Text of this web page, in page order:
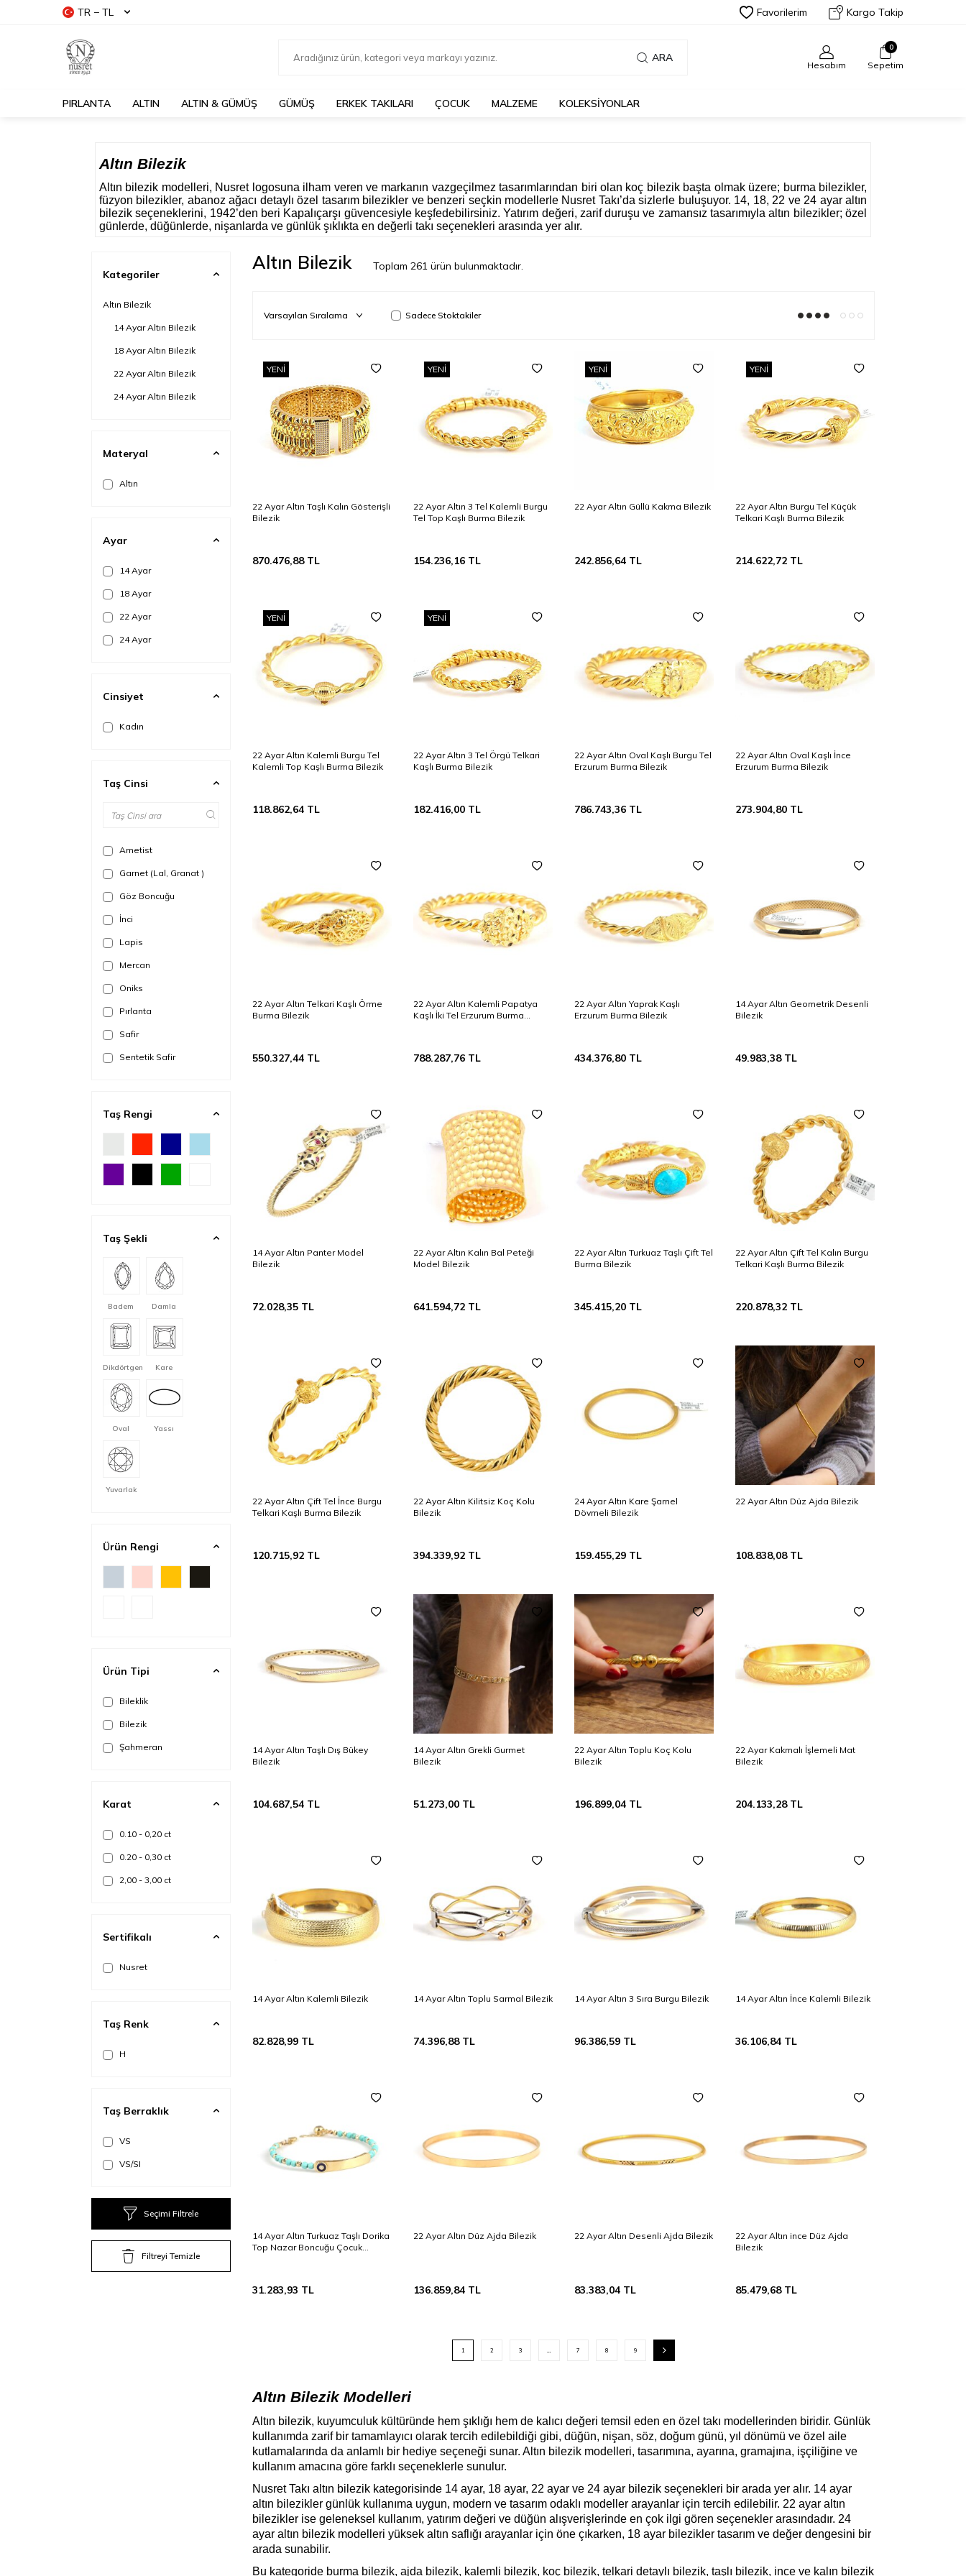
TR − TL Favorilerim Kargo Takip
ARA
Hesabım
0
Sepetim
PIRLANTA ALTIN ALTIN & GÜMÜŞ GÜMÜŞ ERKEK TAKILARI ÇOCUK MALZEME KOLEKSİYONLAR
Altın Bilezik
Altın bilezik modelleri, Nusret logosuna ilham veren ve markanın vazgeçilmez tasarımlarından biri olan koç bilezik başta olmak üzere; burma bilezikler,
füzyon bilezikler, abanoz ağacı detaylı özel tasarım bilezikler ve benzeri seçkin modellerle Nusret Takı’da sizlerle buluşuyor. 14, 18, 22 ve 24 ayaraltın
bilezik seçeneklerini, 1942’den beri Kapalıçarşı güvencesiyle keşfedebilirsiniz. Yatırım değeri, zarif duruşu ve zamansız tasarımıyla altın bilezikler; özel
günlerde, düğünlerde, nişanlarda ve günlük şıklıkta en değerli takı seçenekleri arasında yer alır.
Kategoriler
Altın Bilezik
14 Ayar Altın Bilezik
18 Ayar Altın Bilezik
22 Ayar Altın Bilezik
24 Ayar Altın Bilezik
Materyal
Altın
Ayar
14 Ayar
18 Ayar
22 Ayar
24 Ayar
Cinsiyet
Kadın
Taş Cinsi
Ametist
Garnet (Lal, Granat )
Göz Boncuğu
İnci
Lapis
Mercan
Oniks
Pırlanta
Safir
Sentetik Safir
Taş Rengi
Taş Şekli
Badem Damla
Dikdörtgen Kare
Oval Yassı
Yuvarlak
Ürün Rengi
Ürün Tipi
Bileklik
Bilezik
Şahmeran
Karat
0.10 - 0,20 ct
0.20 - 0,30 ct
2,00 - 3,00 ct
Sertifikalı
Nusret
Taş Renk
H
Taş Berraklık
VS
VS/SI
Seçimi Filtrele
Filtreyi Temizle
Altın Bilezik Toplam 261 ürün bulunmaktadır.
Sadece Stoktakiler
YENI
22 Ayar Altın Taşlı Kalın Gösterişli
Bilezik
870.476,88TL
YENI
22 Ayar Altın 3 Tel Kalemli Burgu
Tel Top Kaşlı Burma Bilezik
154.236,16 TL
YENI
22 Ayar Altın Güllü Kakma Bilezik
242.856,64 TL
YENI
22 Ayar Altın Burgu Tel Küçük
Telkari Kaşlı Burma Bilezik
214.622,72 TL
YENI
22 Ayar Altın Kalemli Burgu Tel
Kalemli Top Kaşlı Burma Bilezik
118.862,64 TL
YENI
22 Ayar Altın 3 Tel Örgü Telkari
Kaşlı Burma Bilezik
182.416,00 TL
22 Ayar Altın Oval Kaşlı Burgu Tel
Erzurum Burma Bilezik
786.743,36 TL
22 Ayar Altın Oval Kaşlı İnce
Erzurum Burma Bilezik
273.904,80 TL
22 Ayar Altın Telkari Kaşlı Örme
Burma Bilezik
550.327,44 TL
22 Ayar Altın Kalemli Papatya
Kaşlı İki Tel Erzurum Burma
788.287,76 TL
22 Ayar Altın Yaprak Kaşlı
Erzurum Burma Bilezik
434.376,80 TL
14 Ayar Altın Geometrik Desenli
Bilezik
49.983,38TL
14 Ayar Altın Panter Model
Bilezik
72.028,35 TL
22 Ayar Altın Kalın Bal Peteği
Model Bilezik
641.594,72 TL
22 Ayar Altın Turkuaz Taşlı Çift Tel
Burma Bilezik
345.415,20 TL
22 Ayar Altın Çift Tel Kalın Burgu
Telkari Kaşlı Burma Bilezik
220.878,32 TL
22 Ayar Altın Çift Tel İnce Burgu
Telkari Kaşlı Burma Bilezik
120.715,92 TL
22 Ayar Altın Kilitsiz Koç Kolu
Bilezik
394.339,92 TL
24 Ayar Altın Kare Şarnel
Dövmeli Bilezik
159.455,29 TL
22 Ayar Altın Düz Ajda Bilezik
108.838,08TL
14 Ayar Altın Taşlı Dış Bükey
Bilezik
104.687,54 TL
14 Ayar Altın Grekli Gurmet
Bilezik
51.273,00 TL
22 Ayar Altın Toplu Koç Kolu
Bilezik
196.899,04 TL
22 Ayar Kakmalı İşlemeli Mat
Bilezik
204.133,28TL
14 Ayar Altın Kalemli Bilezik
82.828,99 TL
14 Ayar Altın Toplu Sarmal Bilezik
74.396,88TL
14 Ayar Altın 3 Sıra Burgu Bilezik
96.386,59 TL
14 Ayar Altın İnce Kalemli Bilezik
36.106,84 TL
14 Ayar Altın Turkuaz Taşlı Dorika
Top Nazar Boncuğu Çocuk
31.283,93 TL
22 Ayar Altın Düz Ajda Bilezik
136.859,84 TL
22 Ayar Altın Desenli Ajda Bilezik
83.383,04 TL
22 Ayar Altın ince Düz Ajda
Bilezik
85.479,68TL
1 2 3 … 7 8 9
Altın Bilezik Modelleri
Altın bilezik, kuyumculuk kültüründe hem şıklığı hem de kalıcı değeri temsil eden en özel takı modellerinden biridir. Günlük
kullanımda zarif bir tamamlayıcı olarak tercih edilebildiği gibi, düğün, nişan, söz, doğum günü, yıl dönümü ve özel aile
kutlamalarında da anlamlı bir hediye seçeneği sunar. Altın bilezik modelleri, tasarımına, ayarına, gramajına, işçiliğine ve
kullanım amacına göre farklı seçeneklerle sunulur.
Nusret Takı altın bilezik kategorisinde 14 ayar, 18 ayar, 22 ayar ve 24 ayar bilezik seçenekleri bir arada yer alır. 14 ayar
altın bilezikler günlük kullanıma uygun, modern ve tasarım odaklı modeller arayanlar için tercih edilebilir. 22 ayar altın
bilezikler ise geleneksel kullanım, yatırım değeri ve düğün alışverişlerinde en çok ilgi gören seçenekler arasındadır. 24
ayar altın bilezik modelleri yüksek altın saflığı arayanlar için öne çıkarken, 18 ayar bilezikler tasarım ve değer dengesini bir
arada sunabilir.
Bu kategoride burma bilezik, ajda bilezik, kalemli bilezik, koç bilezik, telkari detaylı bilezik, taşlı bilezik, ince ve kalın bilezik